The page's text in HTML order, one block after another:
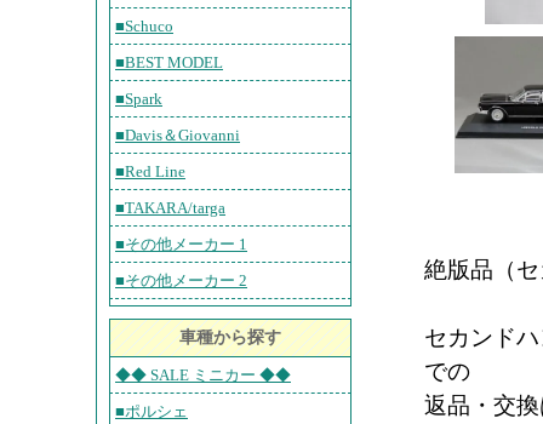
■Schuco
■BEST MODEL
■Spark
■Davis＆Giovanni
■Red Line
■TAKARA/targa
■その他メーカー 1
■その他メーカー 2
車種から探す
◆◆ SALE ミニカー ◆◆
■ポルシェ
絶版品（
セカンド
での
返品・交